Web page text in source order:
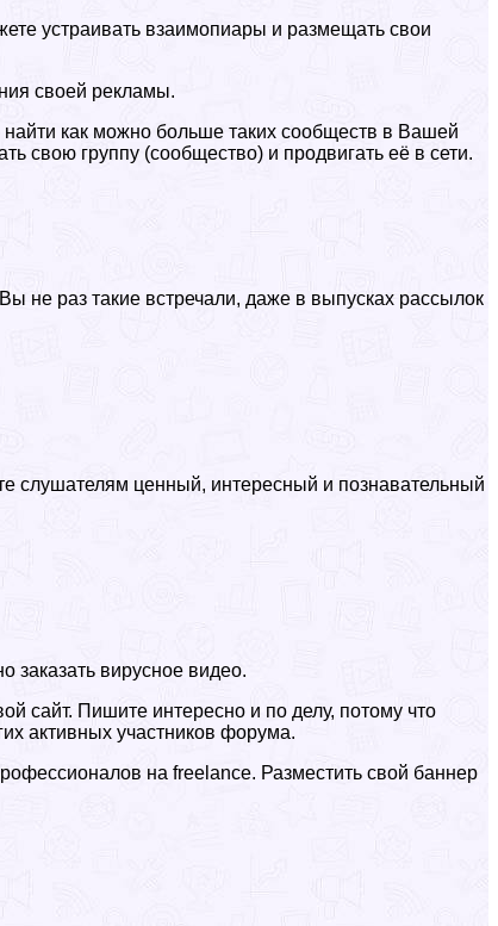
устраивать взаимопиары и размещать свои
своей рекламы.
как можно больше таких сообществ в Вашей
свою группу (сообщество) и продвигать её в сети.
не раз такие встречали, даже в выпусках рассылок
слушателям ценный, интересный и познавательный
заказать вирусное видео.
сайт. Пишите интересно и по делу, потому что
активных участников форума.
на freelance. Разместить свой баннер